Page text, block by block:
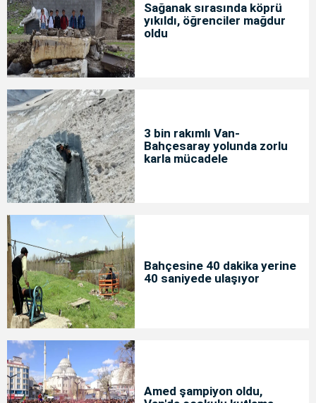
Sağanak sırasında köprü
yıkıldı, öğrenciler mağdur
oldu
3 bin rakımlı Van-
Bahçesaray yolunda zorlu
karla mücadele
Bahçesine 40 dakika yerine
40 saniyede ulaşıyor
Amed şampiyon oldu,